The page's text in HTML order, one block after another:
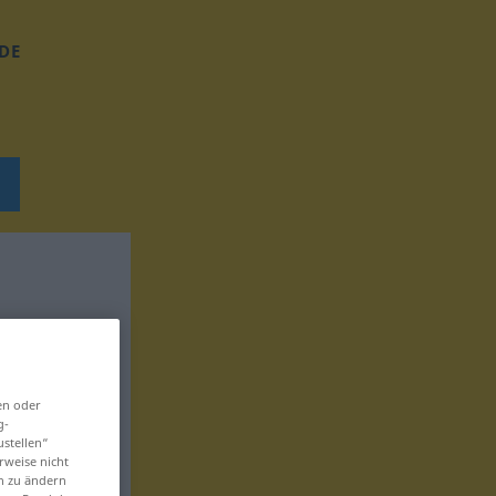
DE
oder
nicht
zu ändern